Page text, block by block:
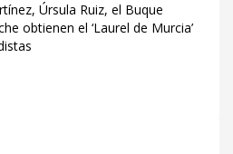
Úrsula Ruiz, el Buque
obtienen el ‘Laurel de Murcia’